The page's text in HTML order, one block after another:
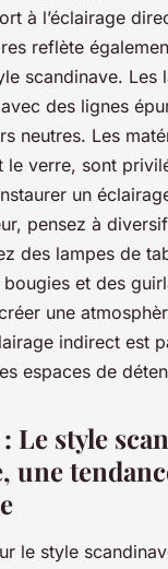
à l’éclairage
reflète
scandinave. Les
des lignes
neutres. Les
le verre, sont
un
pensez à
des lampes de
et des
une
indirect est
espaces de
Le style
une
le style